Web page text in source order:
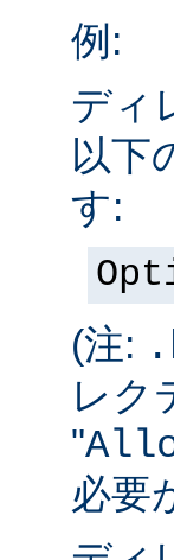
例:
ディ
以下
す:
(注:
レク
"
必要